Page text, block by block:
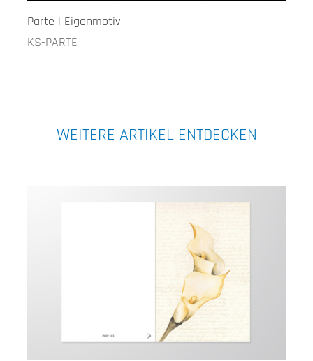
Parte | Eigenmotiv
KS-PARTE
WEITERE ARTIKEL ENTDECKEN